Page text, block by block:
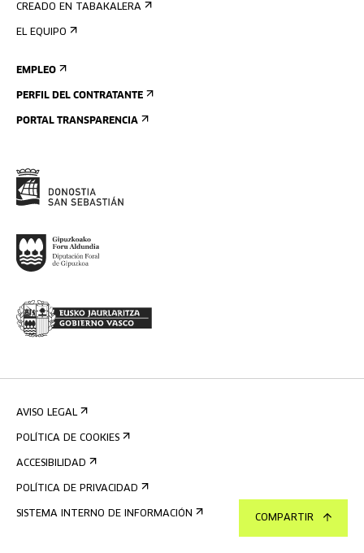
COMPARTIR
CREADO EN TABAKALERA
EL EQUIPO
EMPLEO
PERFIL DEL CONTRATANTE
PORTAL TRANSPARENCIA
AVISO LEGAL
POLÍTICA DE COOKIES
ACCESIBILIDAD
POLÍTICA DE PRIVACIDAD
SISTEMA INTERNO DE INFORMACIÓN